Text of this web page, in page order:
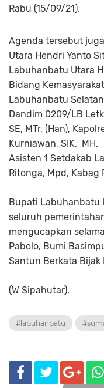
Rabu (15/09/21).
Agenda tersebut
Utara Hendri Yanto
Labuhanbatu Utara
Bidang
Labuhanbatu
Dandim 0209/LB
SE, MTr, (Han),
Kurniawan, SIK, MH.
Asisten 1 Setdakab
Ritonga, Mpd, Kabag
Bupati Labuhanbatu
seluruh
mengucapkan
Pabolo, Bumi
Santun Berkata Bijak
(W Sipahutar).
#labuhanbatu